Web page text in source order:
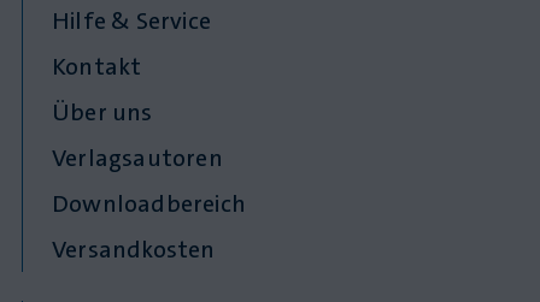
Hilfe & Service
Kontakt
Über uns
Verlagsautoren
Downloadbereich
Versandkosten